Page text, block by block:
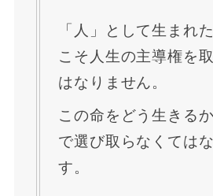
「人」として生まれ
こそ人生の主導権を
はなりません。
この命をどう生きる
で選び取らなくては
す。